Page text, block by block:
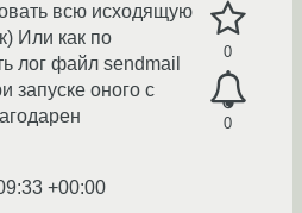
0
0
всю исходящую
Или как по
лог файл sendmail
запуске оного с
+00:00